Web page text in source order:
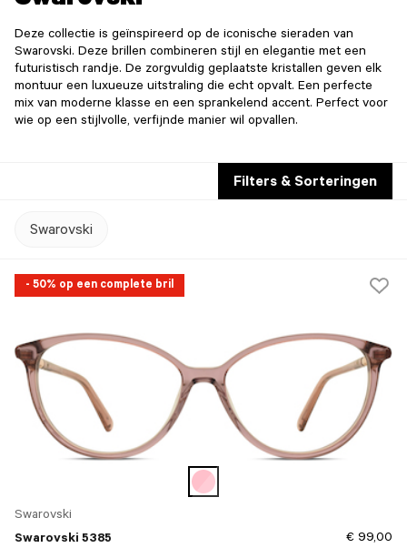
Deze collectie is geïnspireerd op de iconische sieraden van
Swarovski. Deze brillen combineren stijl en elegantie met een
futuristisch randje. De zorgvuldig geplaatste kristallen geven elk
montuur een luxueuze uitstraling die echt opvalt. Een perfecte
mix van moderne klasse en een sprankelend accent. Perfect voor
wie op een stijlvolle, verfijnde manier wil opvallen.
Filters & Sorteringen
Swarovski
- 50% op een complete bril
Swarovski
Swarovski 5385
€ 99,00